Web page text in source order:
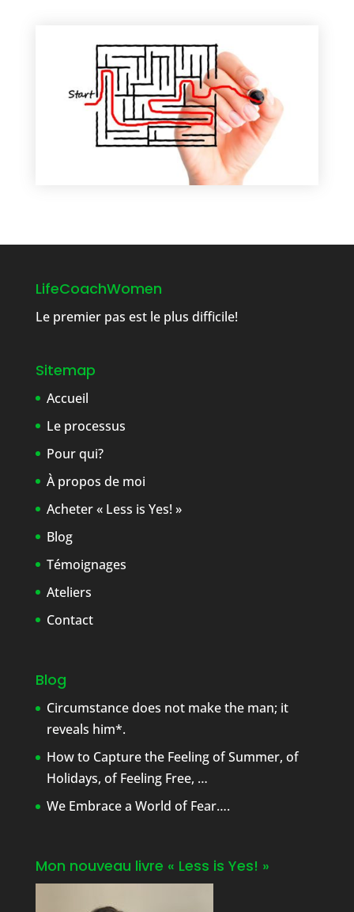
LifeCoachWomen
Le premier pas est le plus difficile!
Sitemap
Accueil
Le processus
Pour qui?
À propos de moi
Acheter « Less is Yes! »
Blog
Témoignages
Ateliers
Contact
Blog
Circumstance does not make the man; it
reveals him*.
How to Capture the Feeling of Summer, of
Holidays, of Feeling Free, …
We Embrace a World of Fear….
Mon nouveau livre « Less is Yes! »